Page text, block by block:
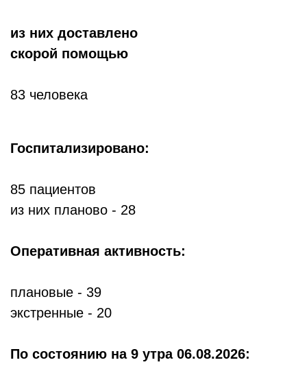
из них доставлено
скорой помощью
83 человека
Госпитализировано:
85 пациентов
из них планово - 28
Оперативная активность:
плановые - 39
экстренные - 20
По состоянию на 9 утра 06.08.2026: